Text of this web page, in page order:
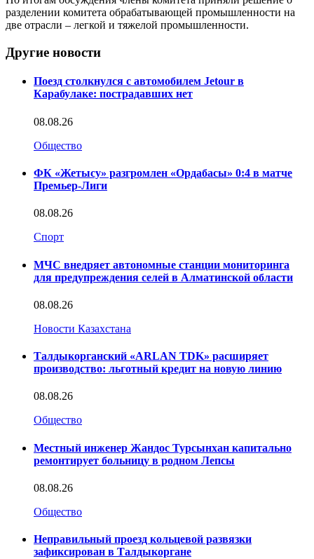
разделении комитета обрабатывающей промышленности на
две отрасли – легкой и тяжелой промышленности.
Другие новости
Поезд столкнулся с автомобилем Jetour в
Карабулаке: пострадавших нет
08.08.26
Общество
ФК «Жетысу» разгромлен «Ордабасы» 0:4 в матче
Премьер-Лиги
08.08.26
Спорт
МЧС внедряет автономные станции мониторинга
для предупреждения селей в Алматинской области
08.08.26
Новости Казахстана
Талдыкорганский «ARLAN TDK» расширяет
производство: льготный кредит на новую линию
08.08.26
Общество
Местный инженер Жандос Турсынхан капитально
ремонтирует больницу в родном Лепсы
08.08.26
Общество
Неправильный проезд кольцевой развязки
зафиксирован в Талдыкоргане